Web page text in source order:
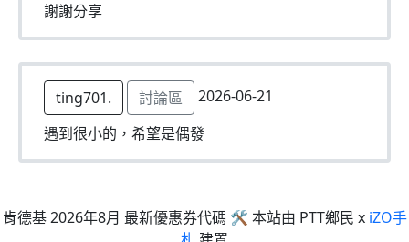
謝謝分享
ting701. 討論區
2026-06-21
遇到很小的，希望是偶發
肯德基 2026年8月 最新優惠券代碼 🛠 本站由 PTT鄉民 x iZO手